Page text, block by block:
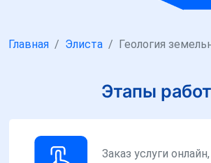
Главная Элиста Геология
Этапы работ
Заказ услуги